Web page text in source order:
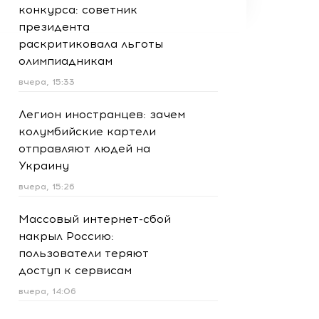
конкурса: советник
президента
раскритиковала льготы
олимпиадникам
вчера, 15:33
Легион иностранцев: зачем
колумбийские картели
отправляют людей на
Украину
вчера, 15:26
Массовый интернет-сбой
накрыл Россию:
пользователи теряют
доступ к сервисам
вчера, 14:06